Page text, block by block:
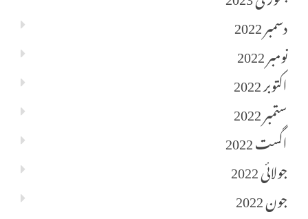
دسمبر 2022
نومبر 2022
اکتوبر 2022
ستمبر 2022
اگست 2022
جولائی 2022
جون 2022